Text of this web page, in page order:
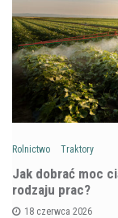
Rolnictwo Traktory
Jak dobrać moc
rodzaju prac?
18 czerwca 2026